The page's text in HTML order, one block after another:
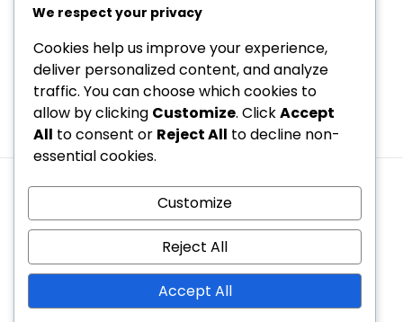
Save my name, email, and website in this browser for the
Copyright © 2026 marisa2016.net | Powered bySpexo
WordPress Theme
Quem somos
Termos e condições
Contate-nos
Política de cookies
Sua privacidade
We respect your privacy
Cookies help us improve your experience,
deliver personalized content, and analyze
traffic. You can choose which cookies to
allow by clicking Customize. ClickAccept
All to consent or Reject All to decline non-
essential cookies.
Customize
Reject All
Accept All